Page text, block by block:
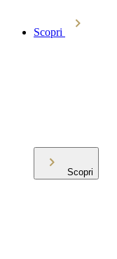
Scopri
Scopri